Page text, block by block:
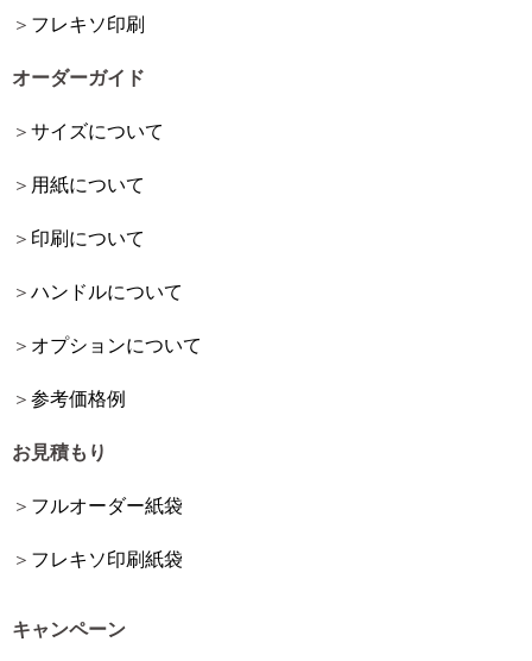
フレキソ印刷
オーダーガイド
サイズについて
用紙について
印刷について
ハンドルについて
オプションについて
参考価格例
お見積もり
フルオーダー紙袋
フレキソ印刷紙袋
キャンペーン